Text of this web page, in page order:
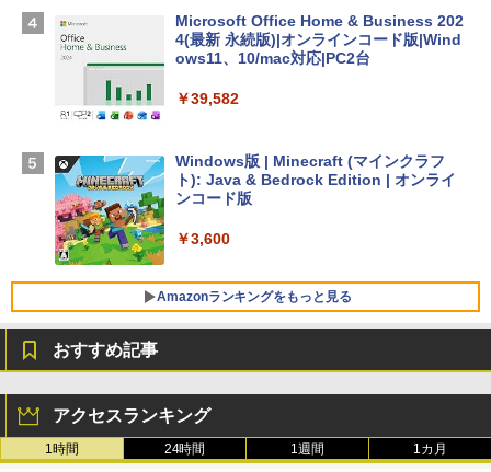
￥278,800
【Amazon.co.jp限定】 HP ノートパソコ
￥129,800
FMV ノートパソコン WE1-K3 (MS 365 P
VWK3E15W_AZ
￥139,880
Microsoft Office Home & Business 202
4(最新 永続版)|オンラインコード版|Wind
ows11、10/mac対応|PC2台
￥39,582
Windows版 | Minecraft (マインクラフ
ト): Java & Bedrock Edition | オンライ
ンコード版
￥3,600
Amazonランキングをもっと見る
￥1,766
ない、大きな画面で読みやすい、6週間持
続バッテリー、6インチディスプレイ電子
書籍リーダー、マッチャ、16GB、広告な
し
おすすめ記事
アクセスランキング
1時間 24時間 1週間 1カ月